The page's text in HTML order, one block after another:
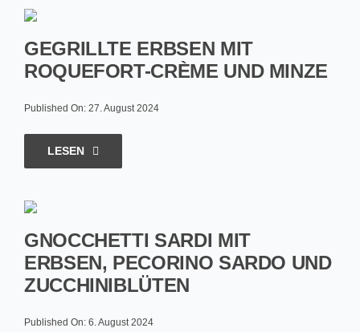
GEGRILLTE ERBSEN MIT
ROQUEFORT-CRÈME UND MINZE
Published On: 27. August 2024
LESEN
GNOCCHETTI SARDI MIT
ERBSEN, PECORINO SARDO UND
ZUCCHINIBLÜTEN
Published On: 6. August 2024